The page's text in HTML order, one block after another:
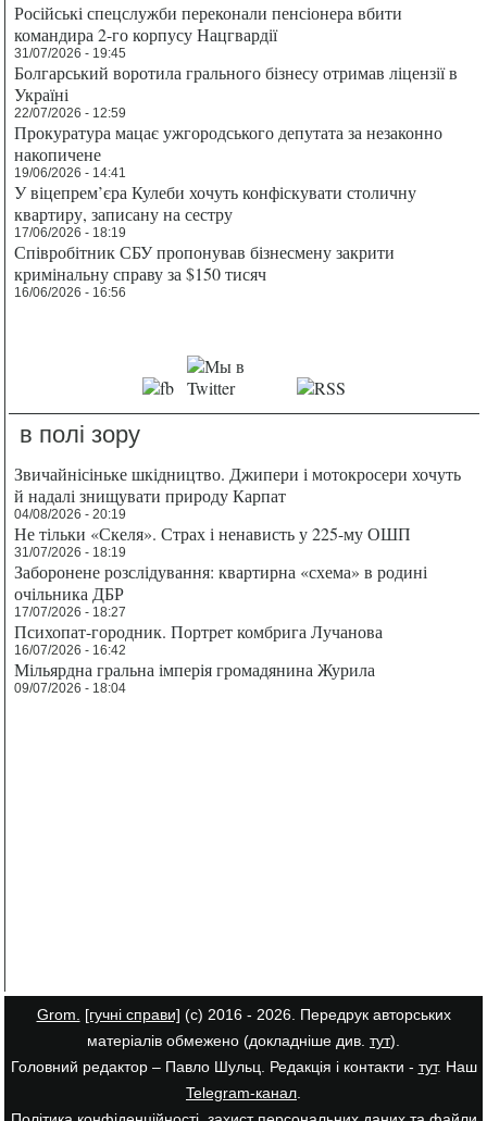
Російські спецслужби переконали пенсіонера вбити
командира 2-го корпусу Нацгвардії
31/07/2026 - 19:45
Болгарський воротила грального бізнесу отримав ліцензії в
Україні
22/07/2026 - 12:59
Прокуратура мацає ужгородського депутата за незаконно
накопичене
19/06/2026 - 14:41
У віцепрем’єра Кулеби хочуть конфіскувати столичну
квартиру, записану на сестру
17/06/2026 - 18:19
Співробітник СБУ пропонував бізнесмену закрити
кримінальну справу за $150 тисяч
16/06/2026 - 16:56
в полі зору
Звичайнісіньке шкідництво. Джипери і мотокросери хочуть
й надалі знищувати природу Карпат
04/08/2026 - 20:19
Не тільки «Скеля». Страх і ненависть у 225-му ОШП
31/07/2026 - 18:19
Заборонене розслідування: квартирна «схема» в родині
очільника ДБР
17/07/2026 - 18:27
Психопат-городник. Портрет комбрига Лучанова
16/07/2026 - 16:42
Мільярдна гральна імперія громадянина Журила
09/07/2026 - 18:04
Grom. [гучні справи] (с) 2016 - 2026. Передрук авторських
матеріалів обмежено (докладніше див. тут).
Головний редактор – Павло Шульц. Редакція і контакти - тут. Наш
Telegram-канал